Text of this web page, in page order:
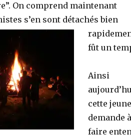
On comprend maintenant
s’en sont détachés bien
fût un
Ainsi
cette
demande
faire